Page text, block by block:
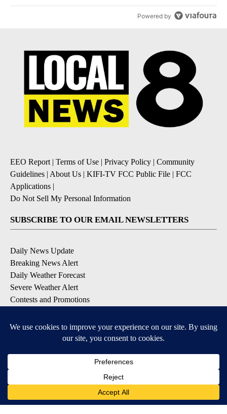
Powered by
EEO Report | Terms of Use | Privacy Policy | Community
Guidelines | About Us | KIFI-TV FCC Public File | FCC
Applications |
Do Not Sell My Personal Information
SUBSCRIBE TO OUR EMAIL NEWSLETTERS
Daily News Update
Breaking News Alert
Daily Weather Forecast
Severe Weather Alert
Contests and Promotions